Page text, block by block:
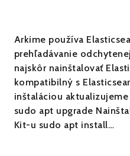
Arkime používa
prehľadávanie
najskôr nainštalovať
kompatibilný s
inštaláciou
sudo apt upgrade
Kit-u sudo apt install…